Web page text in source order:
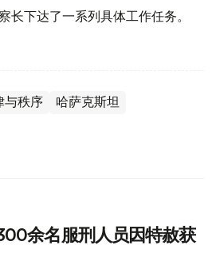
长下达了一系列具体工作任务。
与秩序 哈萨克斯坦
余名服刑人员因特赦获